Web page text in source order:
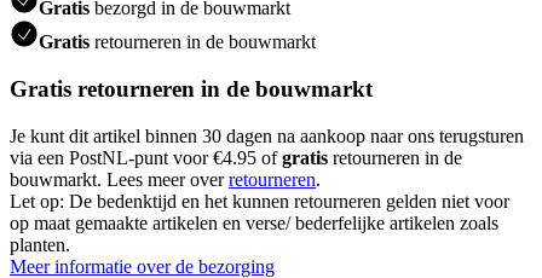
Gratis bezorgd in de bouwmarkt
Gratis retourneren in de bouwmarkt
Gratis retourneren in de bouwmarkt
Je kunt dit artikel binnen 30 dagen na aankoop naar ons terugsturen
via een PostNL-punt voor €4.95 ofgratis retourneren in de
bouwmarkt. Lees meer overretourneren.
Let op: De bedenktijd en het kunnen retourneren gelden niet voor
op maat gemaakte artikelen en verse/ bederfelijke artikelen zoals
planten.
Meer informatie over de bezorging